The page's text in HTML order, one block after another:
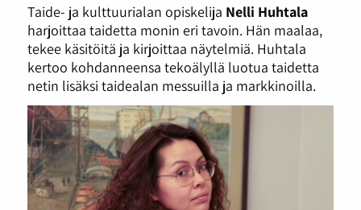
Taide- ja kulttuurialan opiskelija Nelli Huhtala
harjoittaa taidetta monin eri tavoin. Hän maalaa,
tekee käsitöitä ja kirjoittaa näytelmiä. Huhtala
kertoo kohdanneensa tekoälyllä luotua taidetta
netin lisäksi taidealan messuilla ja markkinoilla.